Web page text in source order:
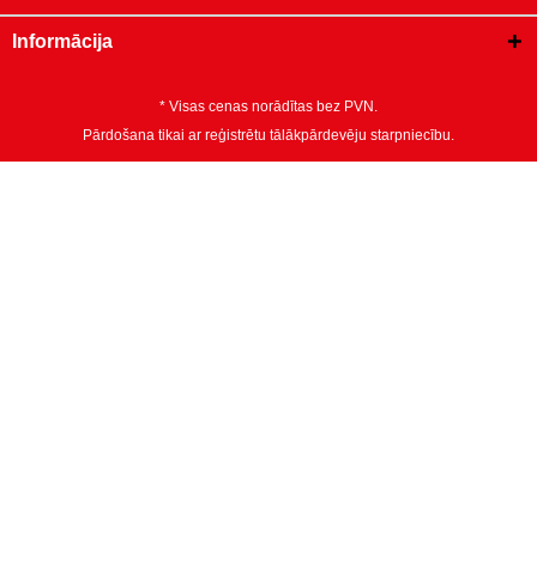
Informācija
* Visas cenas norādītas bez PVN.
Pārdošana tikai ar reģistrētu tālākpārdevēju starpniecību.